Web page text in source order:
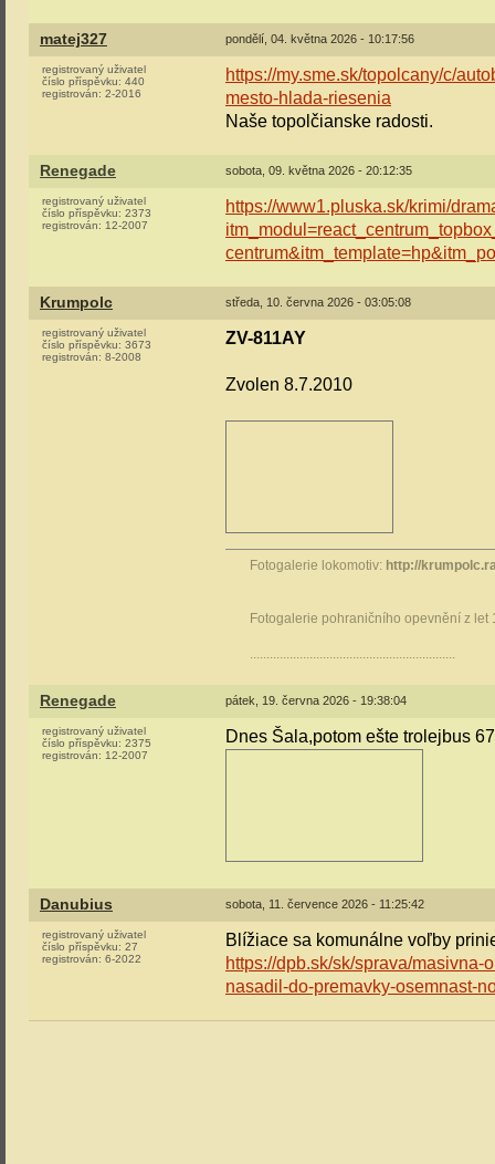
matej327 pondělí, 04. května 2026 - 10:17:56
registrovaný uživatel
číslo příspěvku: 440
registrován: 2-2016
https://my.sme.sk/topolcany/c/
mesto-hlada-riesenia
Naše topolčianske radosti.
Renegade sobota, 09. května 2026 - 20:12:35
registrovaný uživatel
číslo příspěvku: 2373
registrován: 12-2007
https://www1.pluska.sk/krimi/
Krumpolc středa, 10. června 2026 - 03:05:08
registrovaný uživatel
číslo příspěvku: 3673
registrován: 8-2008
ZV-811AY
Zvolen 8.7.2010
Fotogalerie lokomotiv: http://
Fotogalerie pohraničního opevnění z let
..............................................................
Renegade pátek, 19. června 2026 - 19:38:04
registrovaný uživatel
číslo příspěvku: 2375
registrován: 12-2007
Dnes Šala,potom ešte trolejbus
Danubius sobota, 11. července 2026 - 11:25:42
registrovaný uživatel
číslo příspěvku: 27
registrován: 6-2022
Blížiace sa komunálne voľby
https://dpb.sk/sk/sprava/
nasadil-do-premavky-osemnast-